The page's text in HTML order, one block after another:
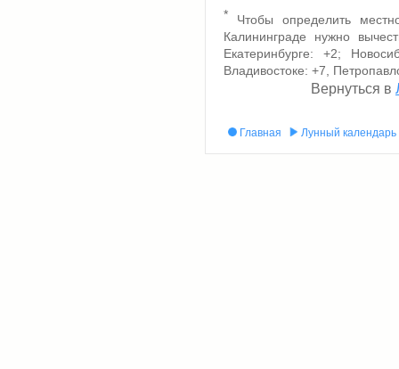
* Чтобы определить
Калининграде нужно
Екатеринбурге: +2;
Владивостоке: +7,
Вернуться в
Главная Лунный календарь